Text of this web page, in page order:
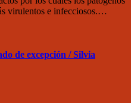
virulentos e infecciosos.…
de excepción / Silvia